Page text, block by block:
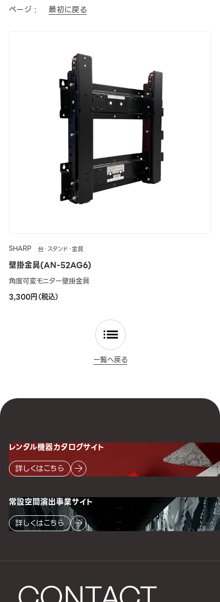
ページ : 最初に戻る
SHARP 台・スタンド・金具
壁掛金具(AN-52AG6)
角度可変モニター壁掛金具
3,300円（税込）
一覧へ戻る
レンタル機器カタログサイト
詳しくはこちら
常設空間演出事業サイト
詳しくはこちら